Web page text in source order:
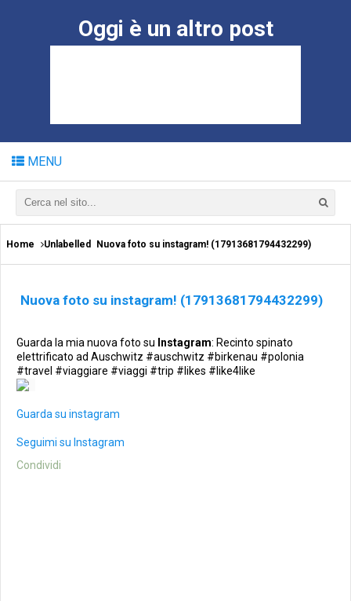
Oggi è un altro post
MENU
Home Unlabelled Nuova foto su instagram! (17913681794432299)
Nuova foto su instagram! (17913681794432299)
Guarda la mia nuova foto su Instagram: Recinto spinato
elettrificato ad Auschwitz #auschwitz #birkenau #polonia
#travel #viaggiare #viaggi #trip #likes #like4like
Guarda su instagram
Seguimi su Instagram
Condividi